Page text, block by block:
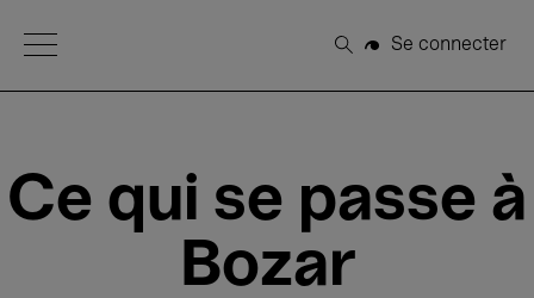
Open Menu
Rechercher
Se connecter
Ce qui se passe à
Bozar